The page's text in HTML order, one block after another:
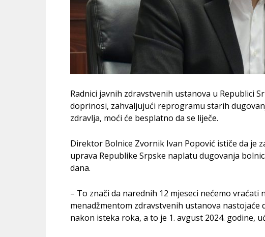
Radnici javnih zdravstvenih ustanova u Republici
doprinosi, zahvaljujući reprogramu starih
zdravlja, moći će besplatno da se liječe.
Direktor Bolnice Zvornik Ivan Popović ističe da je
uprava Republike Srpske naplatu dugovanja
dana.
– To znači da narednih 12 mjeseci nećemo vraćati
menadžmentom zdravstvenih ustanova nastojaće
nakon isteka roka, a to je 1. avgust 2024. godine,